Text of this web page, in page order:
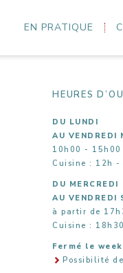
EN PRATIQUE
modernes : Lenny
HEURES
DU LUNDI
AU VENDREDI
10h00 - 15h00
Cuisine : 12h -
DU MERCREDI
AU VENDREDI
à partir de
Cuisine :
Fermé le
Possibilité de